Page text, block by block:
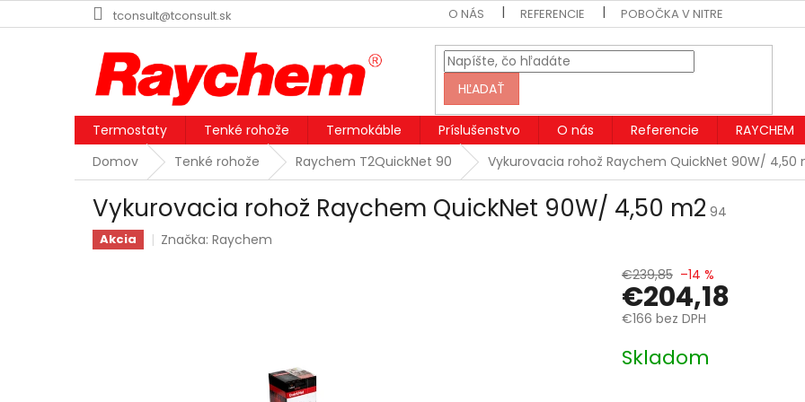
na
tconsult@tconsult.sk O NÁS REFERENCIE POBOČKA V NITRE
HĽADAŤ
Termostaty Tenké rohože Termokáble Príslušenstvo O nás Referencie RAYCHEM
Domov
Tenké rohože Raychem T2QuickNet 90 Vykurovacia rohož Raychem QuickNet 90W/ 4,50
Vykurovacia rohož Raychem QuickNet 90W/ 4,50 m2 94
Akcia Značka:Raychem
€239,85 –14 %
€204,18
€166 bez DPH
cena:
Skladom